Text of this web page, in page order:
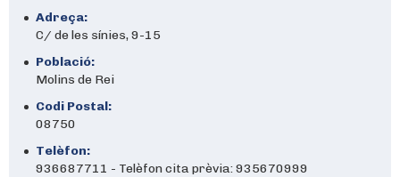
Adreça:
C/ de les sínies, 9-15
Població:
Molins de Rei
Codi Postal:
08750
Telèfon:
936687711 - Telèfon cita prèvia: 935670999